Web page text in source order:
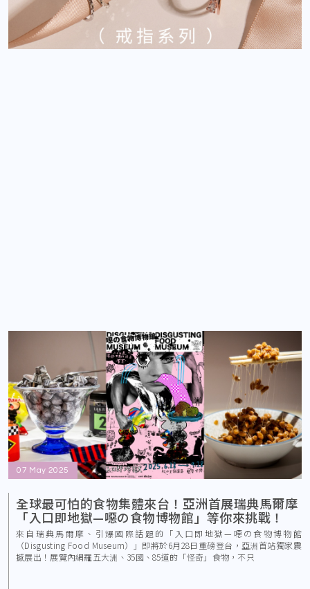
07 May 2025
全球最可怕的食物集體來台！亞洲首展瑞典馬爾摩
「入口即地獄—噁の食物博物館」等你來挑戰！
來自瑞典馬爾摩、引爆國際話題的「入口即地獄—噁の食物博物館
（Disgusting Food Museum）」即將於6月28日重磅登台，亞洲首站獨家震
撼展出！展覽內網羅五大洲、35國、85道的「怪奇」食物，不只